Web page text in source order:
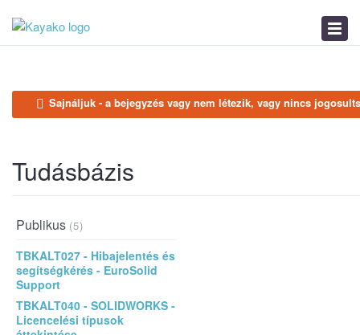
Sajnáljuk - a bejegyzés vagy nem létezik, vagy nincs
Tudásbázis
Publikus (5)
TBKALT027 - Hibajelentés és
segítségkérés - EuroSolid
Support
TBKALT040 - SOLIDWORKS -
Licencelési típusok